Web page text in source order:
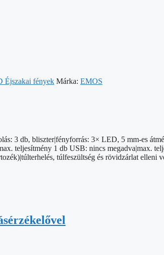
Éjszakai fények Márka: EMOS
3 db, bliszter|fényforrás: 3× LED, 5 mm-es
teljesítmény 1 db USB: nincs megadva|max.
túlfeszültség és rövidzárlat elleni